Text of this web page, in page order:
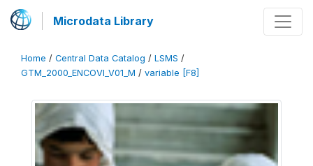
Microdata Library
Home / Central Data Catalog / LSMS /
GTM_2000_ENCOVI_V01_M / variable [F8]